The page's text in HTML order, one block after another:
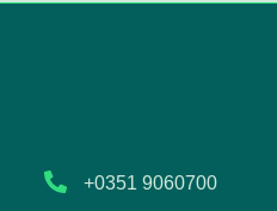
+0351 9060700